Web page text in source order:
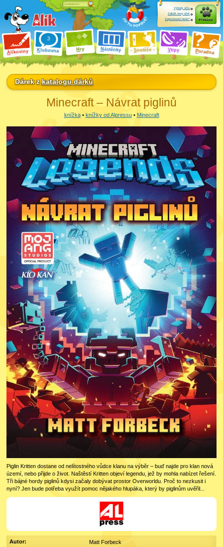
Alíkoviny Klubovna Hry Nástěnky Soutěže Vtipy Poradna
Výhody účtu
Založit nový účet
Zapomenuté heslo?
Přihlásit
Dárek zkatalogu dárků
Minecraft – Návrat piglinů
knížka• knížky od Alpressu• Minecraft
Piglin Kritten dostane od nelítostného vůdce klanu na výběr – buď najde pro klan nová
území, nebo přijde o život. Naštěstí Kritten objeví legendu, jež by mohla nabízet řešení.
Tři bájné hordy piglinů kdysi začaly dobývat prostor Overworldu. Proč to nezkusit i
nyní? Jen bude potřeba využít pomoc nějakého hlupáka, který by piglinům uvěřil...
Autor:
Matt Forbeck